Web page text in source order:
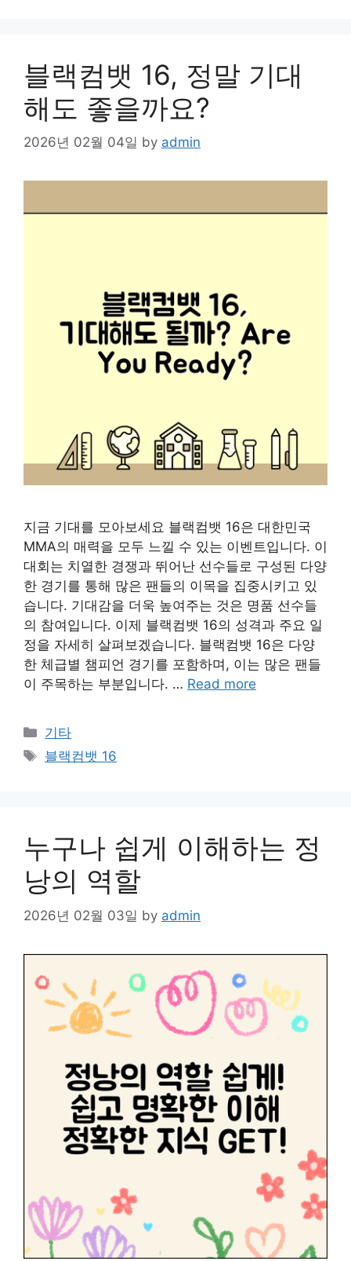
블랙컴뱃 16, 정말 기대
해도 좋을까요?
2026년 02월 04일 by admin
지금 기대를 모아보세요 블랙컴뱃 16은 대한민국
MMA의 매력을 모두 느낄 수 있는 이벤트입니다. 이
대회는 치열한 경쟁과 뛰어난 선수들로 구성된 다양
한 경기를 통해 많은 팬들의 이목을 집중시키고 있
습니다. 기대감을 더욱 높여주는 것은 명품 선수들
의 참여입니다. 이제 블랙컴뱃 16의 성격과 주요 일
정을 자세히 살펴보겠습니다. 블랙컴뱃 16은 다양
한 체급별 챔피언 경기를 포함하며, 이는 많은 팬들
이 주목하는 부분입니다. … Read more
Categories
기타
Tags
블랙컴뱃 16
누구나 쉽게 이해하는 정
낭의 역할
2026년 02월 03일 by admin